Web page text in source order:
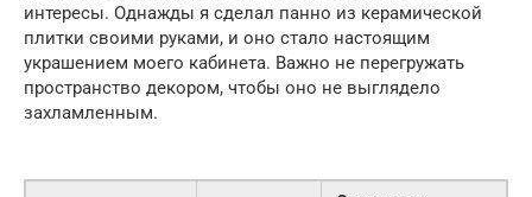
интересы. Однажды я сделал панно из керамической
плитки своими руками, и оно стало настоящим
украшением моего кабинета. Важно не перегружать
пространство декором, чтобы оно не выглядело
захламленным.